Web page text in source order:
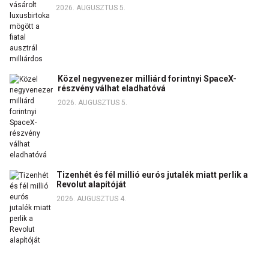
2026. AUGUSZTUS 5.
Közel negyvenezer milliárd forintnyi SpaceX-
részvény válhat eladhatóvá
2026. AUGUSZTUS 5.
Tizenhét és fél millió eurós jutalék miatt perlik a
Revolut alapítóját
2026. AUGUSZTUS 4.